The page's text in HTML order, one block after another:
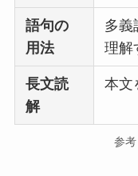
語句の
用法
多義
理解
長文読
解
本文
参